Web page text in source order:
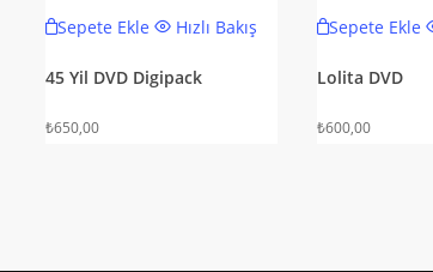
Sepete Ekle Hızlı Bakış
45 Yil DVD Digipack
₺650,00
Sepete Ekle
Lolita DVD
₺600,00